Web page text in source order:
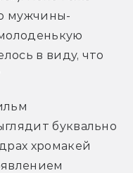
мужчины-
в виду, что
буквально
хромакей